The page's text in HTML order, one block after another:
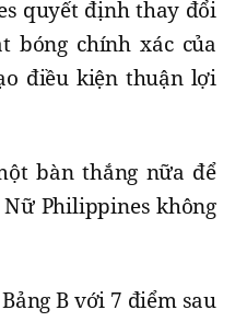
quyết định thay đổi
bóng chính xác của
điều kiện thuận lợi
bàn thắng nữa để
Philippines không
B với 7 điểm sau